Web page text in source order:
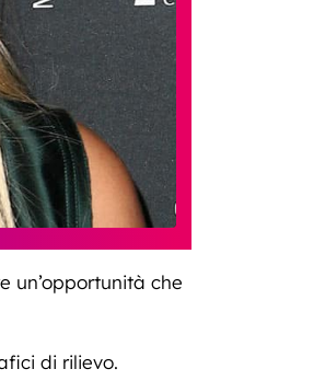
un’opportunità che
di rilievo.